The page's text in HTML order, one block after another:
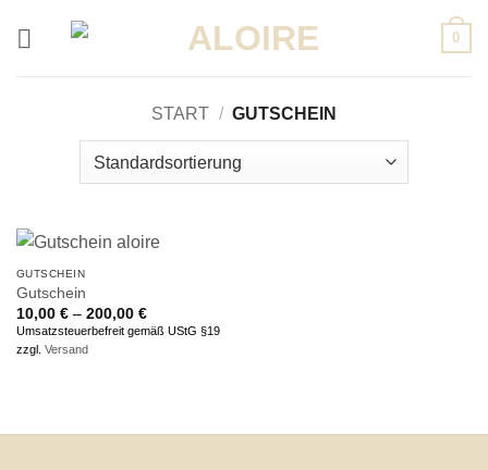
0
START / GUTSCHEIN
GUTSCHEIN
Gutschein
10,00 € – 200,00 €Preisspanne:
10,00 €
bis
Umsatzsteuerbefreit gemäß UStG §19
zzgl. Versand